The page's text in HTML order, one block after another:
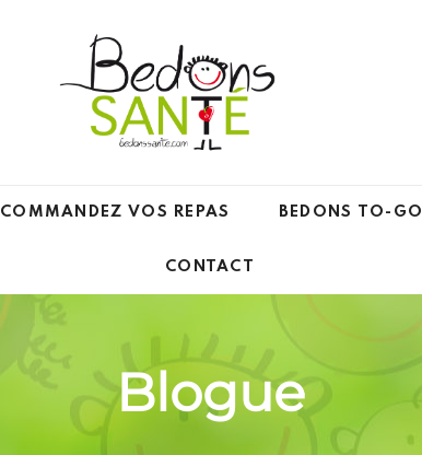
COMMANDEZ VOS REPAS BEDONS TO-GO
CONTACT
Blogue